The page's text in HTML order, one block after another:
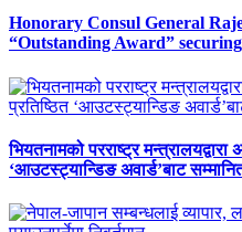
Honorary Consul General
“Outstanding Award”
भियतनामको परराष्ट्र
‘आउटस्ट्यान्डिङ अवार्ड’बाट